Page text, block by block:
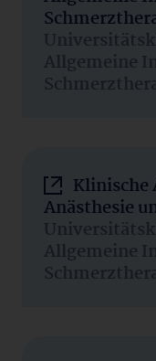
Allgemeine
Klinische
Anästhesie
Allgemeine